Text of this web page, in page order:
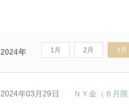
2024年 1月 2月 3月
2024年03月29日 ＮＹ金（６月